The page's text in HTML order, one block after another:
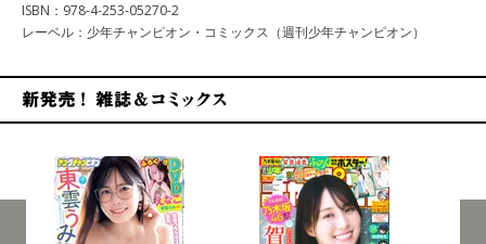
ISBN：978-4-253-05270-2
レーベル：少年チャンピオン・コミックス（週刊少年チャンピオン）